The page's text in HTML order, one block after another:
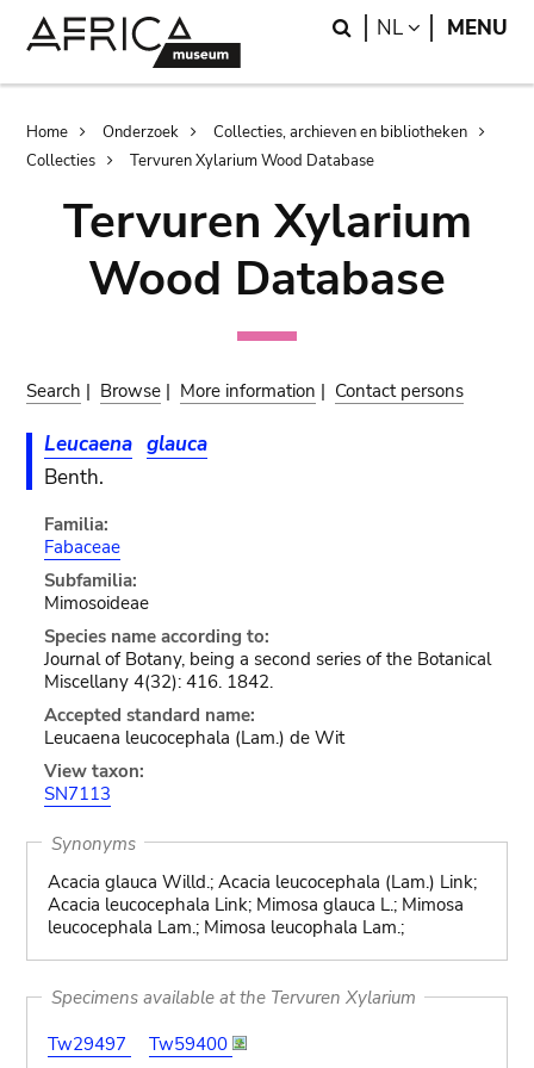
Search
NL LANGUAGE
MENU
Breadcrumb
Home Onderzoek
Collecties, archieven en bibliotheken
Collecties
Tervuren Xylarium Wood Database
Tervuren Xylarium
Wood Database
Search | Browse | More information | Contact persons
Leucaena glauca
Benth.
Familia:
Fabaceae
Subfamilia:
Mimosoideae
Species name according to:
Journal of Botany, being a second series of the Botanical
Miscellany 4(32): 416. 1842.
Accepted standard name:
Leucaena leucocephala (Lam.) de Wit
View taxon:
SN7113
Synonyms
Acacia glauca Willd.; Acacia leucocephala (Lam.) Link;
Acacia leucocephala Link; Mimosa glauca L.; Mimosa
leucocephala Lam.; Mimosa leucophala Lam.;
Specimens available at the Tervuren Xylarium
Tw29497
Tw59400